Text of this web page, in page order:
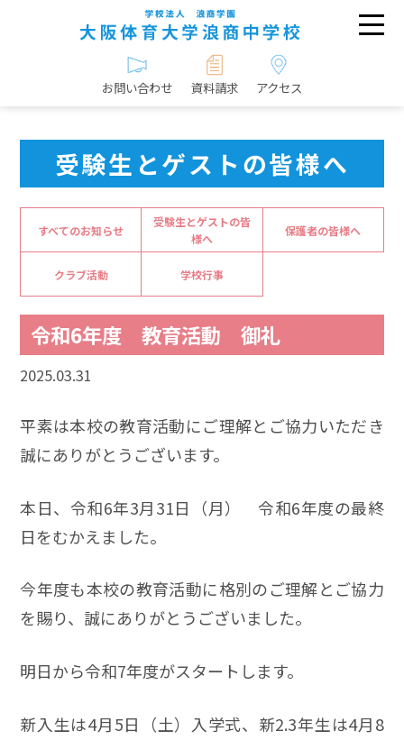
お問い合わせ 資料請求 アクセス
受験生とゲストの皆様へ
すべてのお知らせ
受験生とゲストの皆
様へ
保護者の皆様へ
クラブ活動 学校行事
令和6年度 教育活動 御礼
2025.03.31
平素は本校の教育活動にご理解とご協力いただき
誠にありがとうございます。
本日、令和6年3月31日（月） 令和6年度の最終
日をむかえました。
今年度も本校の教育活動に格別のご理解とご協力
を賜り、誠にありがとうございました。
明日から令和7年度がスタートします。
新入生は4月5日（土）入学式、新2.3年生は4月8